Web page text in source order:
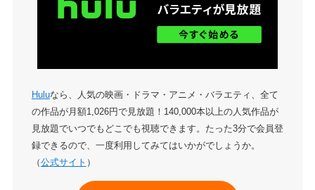
Huluなら、人気の映画・ドラマ・アニメ・バラエティ、全て
の作品が月額1,026円で見放題！140,000本以上の人気作品が
見放題でいつでもどこでも視聴できます。たった3分で会員登
録できるので、一度利用してみてはいかがでしょうか。
（公式サイト ）